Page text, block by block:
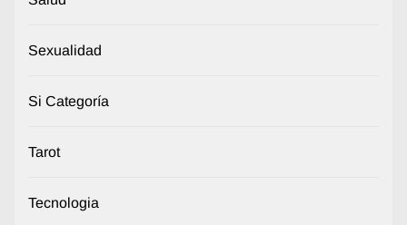
Sexualidad
Si Categoría
Tarot
Tecnologia